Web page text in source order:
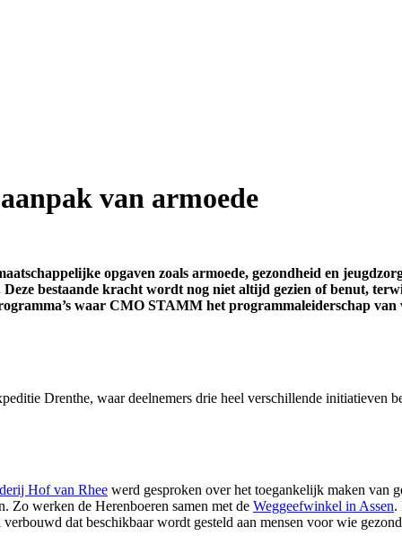
van armoede
opgaven zoals armoede, gezondheid en
bestaande kracht wordt nog niet altijd gezien of benut,
waar CMO STAMM het programmaleiderschap
Drenthe, waar deelnemers drie heel verschillende initiatieven
Hof van Rhee werd gesproken over het toegankelijk maken van
Zo werken de Herenboeren samen met de Weggeefwinkel in Assen.
dat beschikbaar wordt gesteld aan mensen voor wie